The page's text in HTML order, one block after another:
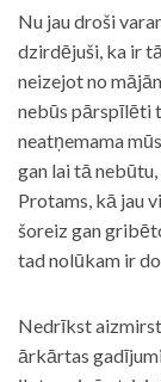
Nu jau droši
dzirdējuši, ka ir
neizejot no
nebūs pārspīlēti
neatņemama
gan lai tā
Protams, kā jau
šoreiz gan
tad nolūkam ir
Nedrīkst
ārkārtas